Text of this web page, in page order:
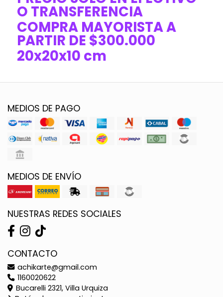
O TRANSFERENCIA
COMPRA MAYORISTA A
PARTIR DE $300.000
20x20x10 cm
MEDIOS DE PAGO
MEDIOS DE ENVÍO
NUESTRAS REDES SOCIALES
CONTACTO
achikarte@gmail.com
1160020622
Bucarelli 2321, Villa Urquiza